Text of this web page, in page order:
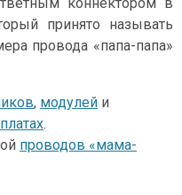
коннектором в
принято называть
провода «папа-папа»
, модулей и
.
проводов «мама-